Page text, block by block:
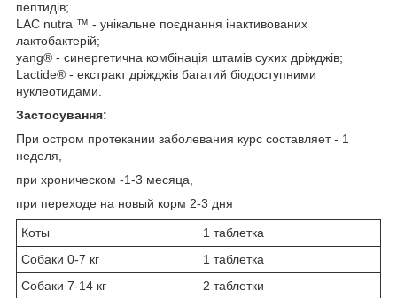
пептидів;
LAC nutra ™ - унікальне поєднання інактивованих
лактобактерій;
yang® - синергетична комбінація штамів сухих дріжджів;
Lactide® - екстракт дріжджів багатий біодоступними
нуклеотидами.
Застосування:
При остром протекании заболевания курс составляет - 1
неделя,
при хроническом -1-3 месяца,
при переходе на новый корм 2-3 дня
Коты
1 таблетка
Собаки 0-7 кг
1 таблетка
Собаки 7-14 кг
2 таблетки